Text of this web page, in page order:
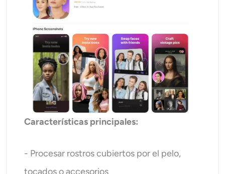
Características principales:
- Procesar rostros cubiertos por el pelo,
tocados o accesorios